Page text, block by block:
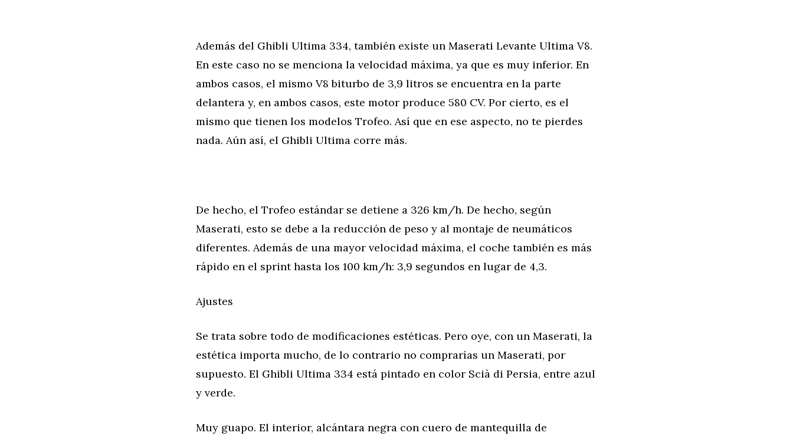
Además del Ghibli Ultima 334, también existe un Maserati Levante Ultima V8.
En este caso no se menciona la velocidad máxima, ya que es muy inferior. En
ambos casos, el mismo V8 biturbo de 3,9 litros se encuentra en la parte
delantera y, en ambos casos, este motor produce 580 CV. Por cierto, es el
mismo que tienen los modelos Trofeo. Así que en ese aspecto, no te pierdes
nada. Aún así, el Ghibli Ultima corre más.
De hecho, el Trofeo estándar se detiene a 326 km/h. De hecho, según
Maserati, esto se debe a la reducción de peso y al montaje de neumáticos
diferentes. Además de una mayor velocidad máxima, el coche también es más
rápido en el sprint hasta los 100 km/h: 3,9 segundos en lugar de 4,3.
Ajustes
Se trata sobre todo de modificaciones estéticas. Pero oye, con un Maserati, la
estética importa mucho, de lo contrario no comprarías un Maserati, por
supuesto. El Ghibli Ultima 334 está pintado en color Scià di Persia, entre azul
y verde.
Muy guapo. El interior, alcántara negra con cuero de mantequilla de